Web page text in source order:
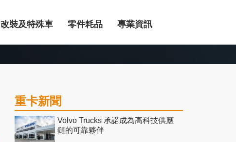
改裝及特殊車 零件耗品 專業資訊
重卡新聞
Volvo Trucks 承諾成為高科技供應
鏈的可靠夥伴